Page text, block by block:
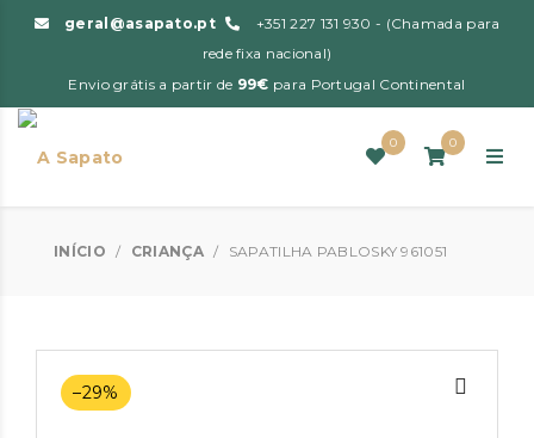
geral@asapato.pt
+351 227 131 930 - (Chamada para
rede fixa nacional)
Envio grátis a partir de 99€ para Portugal Continental
0 0
INÍCIO / CRIANÇA / SAPATILHA PABLOSKY 961051
–29%